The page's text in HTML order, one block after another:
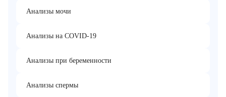
Анализы мочи
Анализы на COVID-19
Анализы при беременности
Анализы спермы